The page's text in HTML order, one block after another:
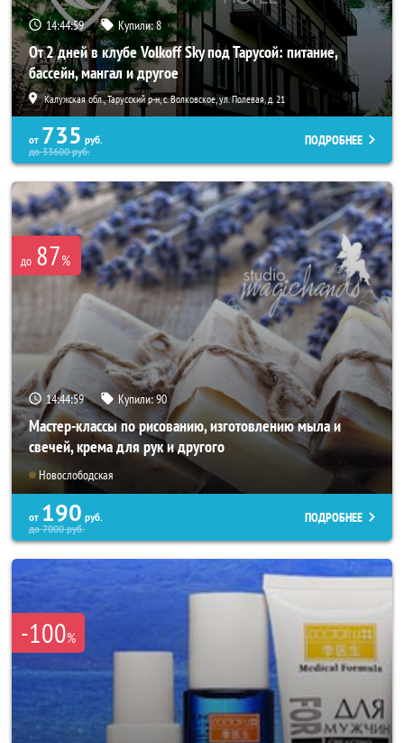
14:44:56 Купили:8
От 2 дней в клубе Volkoff Sky под Тарусой: питание,
бассейн, мангал и другое
Калужская обл., Тарусский р-н, с. Волковское, ул. Полевая, д. 21
от 735 руб.
до33600руб.
ПОДРОБНЕЕ
до 87%
14:44:56 Купили:90
Мастер-классы по рисованию, изготовлению мыла и
свечей, крема для рук и другого
Новослободская
от 190 руб.
до7000руб.
ПОДРОБНЕЕ
-100%